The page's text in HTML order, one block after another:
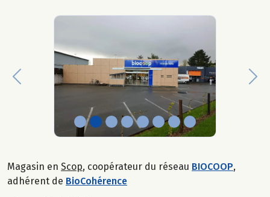
Previous
Magasin en Scop, coopérateur du réseau BIOCOOP,
adhérent de BioCohérence